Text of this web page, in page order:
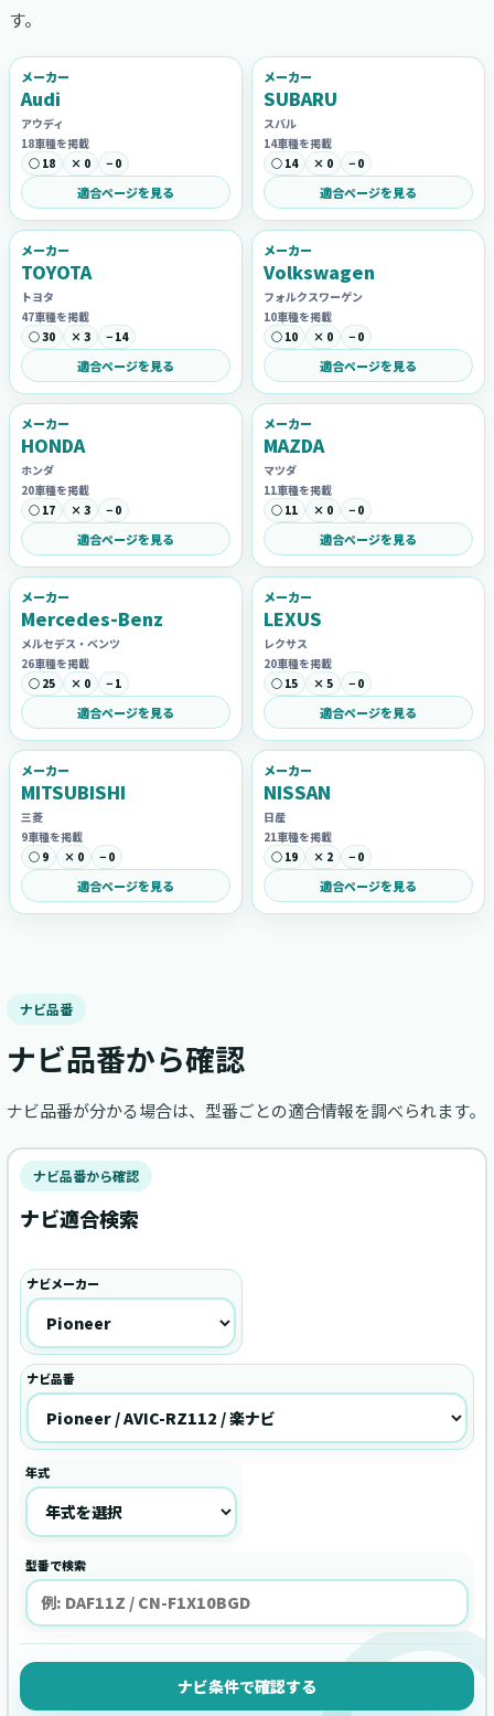
す。
メーカー
Audi
アウディ
18車種を掲載
○ 18
× 0 − 0
適合ページを見る
メーカー
SUBARU
スバル
14車種を掲載
○ 14
× 0 − 0
適合ページを見る
メーカー
TOYOTA
トヨタ
47車種を掲載
○ 30
× 3 − 14
適合ページを見る
メーカー
Volkswagen
フォルクスワーゲン
10車種を掲載
○ 10
× 0 − 0
適合ページを見る
メーカー
HONDA
ホンダ
20車種を掲載
○ 17
× 3 − 0
適合ページを見る
メーカー
MAZDA
マツダ
11車種を掲載
○ 11
× 0 − 0
適合ページを見る
メーカー
Mercedes-Benz
メルセデス・ベンツ
26車種を掲載
○ 25
× 0 − 1
適合ページを見る
メーカー
LEXUS
レクサス
20車種を掲載
○ 15
× 5 − 0
適合ページを見る
メーカー
MITSUBISHI
三菱
9車種を掲載
○ 9
× 0 − 0
適合ページを見る
メーカー
NISSAN
日産
21車種を掲載
○ 19
× 2 − 0
適合ページを見る
ナビ品番
ナビ品番から確認
ナビ品番が分かる場合は、型番ごとの適合情報を調べられます。
ナビ品番から確認
ナビ適合検索
ナビメーカー
ナビ品番
年式
型番で検索
ナビ条件で確認する